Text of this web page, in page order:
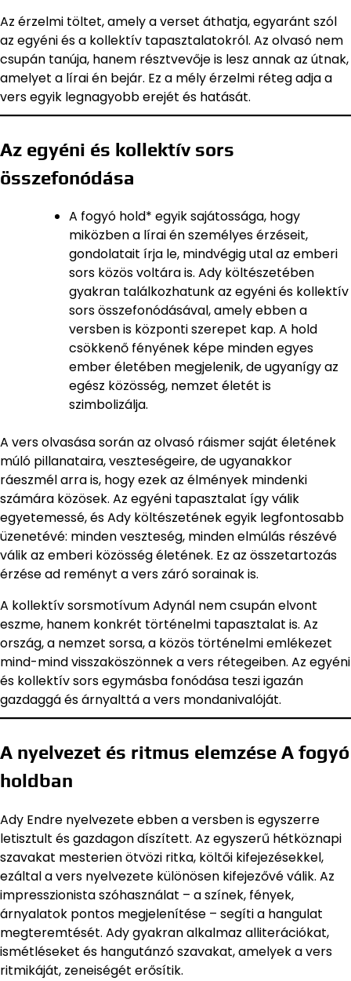
Az érzelmi töltet, amely a verset áthatja, egyaránt szól
az egyéni és a kollektív tapasztalatokról. Az olvasó nem
csupán tanúja, hanem résztvevője is lesz annak az útnak,
amelyet a lírai én bejár. Ez a mély érzelmi réteg adja a
vers egyik legnagyobb erejét és hatását.
Az egyéni és kollektív sors
összefonódása
A fogyó hold* egyik sajátossága, hogy
miközben a lírai én személyes érzéseit,
gondolatait írja le, mindvégig utal az emberi
sors közös voltára is. Ady költészetében
gyakran találkozhatunk az egyéni és kollektív
sors összefonódásával, amely ebben a
versben is központi szerepet kap. A hold
csökkenő fényének képe minden egyes
ember életében megjelenik, de ugyanígy az
egész közösség, nemzet életét is
szimbolizálja.
A vers olvasása során az olvasó ráismer saját életének
múló pillanataira, veszteségeire, de ugyanakkor
ráeszmél arra is, hogy ezek az élmények mindenki
számára közösek. Az egyéni tapasztalat így válik
egyetemessé, és Ady költészetének egyik legfontosabb
üzenetévé: minden veszteség, minden elmúlás részévé
válik az emberi közösség életének. Ez az összetartozás
érzése ad reményt a vers záró sorainak is.
A kollektív sorsmotívum Adynál nem csupán elvont
eszme, hanem konkrét történelmi tapasztalat is. Az
ország, a nemzet sorsa, a közös történelmi emlékezet
mind-mind visszaköszönnek a vers rétegeiben. Az egyéni
és kollektív sors egymásba fonódása teszi igazán
gazdaggá és árnyalttá a vers mondanivalóját.
A nyelvezet és ritmus elemzése A fogyó
holdban
Ady Endre nyelvezete ebben a versben is egyszerre
letisztult és gazdagon díszített. Az egyszerű hétköznapi
szavakat mesterien ötvözi ritka, költői kifejezésekkel,
ezáltal a vers nyelvezete különösen kifejezővé válik. Az
impresszionista szóhasználat – a színek, fények,
árnyalatok pontos megjelenítése – segíti a hangulat
megteremtését. Ady gyakran alkalmaz alliterációkat,
ismétléseket és hangutánzó szavakat, amelyek a vers
ritmikáját, zeneiségét erősítik.